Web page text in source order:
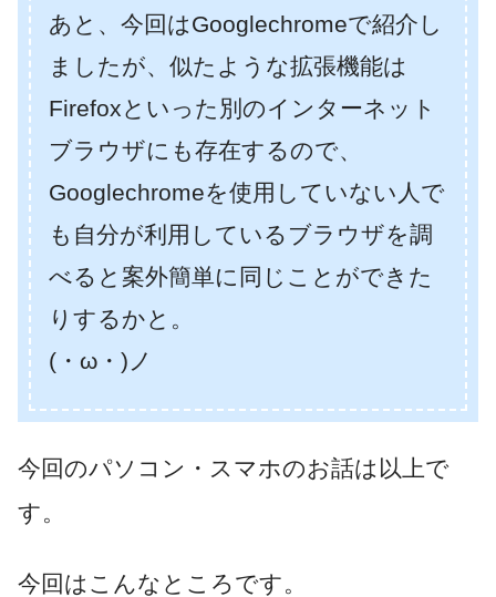
あと、今回はGooglechromeで紹介し
ましたが、似たような拡張機能は
Firefoxといった別のインターネット
ブラウザにも存在するので、
Googlechromeを使用していない人で
も自分が利用しているブラウザを調
べると案外簡単に同じことができた
りするかと。
(・ω・)ノ
今回のパソコン・スマホのお話は以上で
す。
今回はこんなところです。